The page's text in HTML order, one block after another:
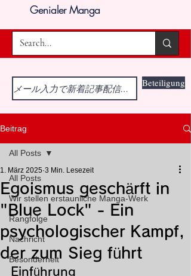
Genialer Manga
Beteiligung
Beitrag
All Posts
Wir stellen erstaunliche Manga-Werk
Rangfolge
Nachricht
Besonderheit
All Posts
Egoismus geschärft in
"Blue Lock" - Ein
psychologischer Kampf,
der zum Sieg führt
1. März 2025 3 Min. Lesezeit
Einführung